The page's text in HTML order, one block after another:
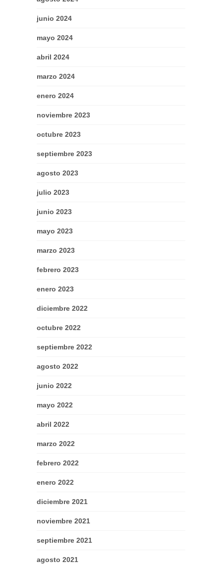
junio 2024
mayo 2024
abril 2024
marzo 2024
enero 2024
noviembre 2023
octubre 2023
septiembre 2023
agosto 2023
julio 2023
junio 2023
mayo 2023
marzo 2023
febrero 2023
enero 2023
diciembre 2022
octubre 2022
septiembre 2022
agosto 2022
junio 2022
mayo 2022
abril 2022
marzo 2022
febrero 2022
enero 2022
diciembre 2021
noviembre 2021
septiembre 2021
agosto 2021